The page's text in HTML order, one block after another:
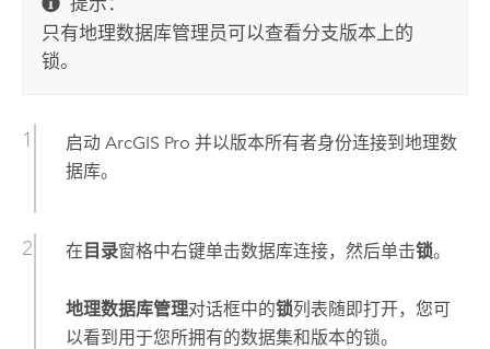
只有地理数据库管理员可以查看分支版本上的
锁。
启动 ArcGIS Pro 并以版本所有者身份连接到地理数
据库。
在 目录窗格中右键单击数据库连接，然后单击锁。
地理数据库管理对话框中的锁列表随即打开，您可
以看到用于您所拥有的数据集和版本的锁。